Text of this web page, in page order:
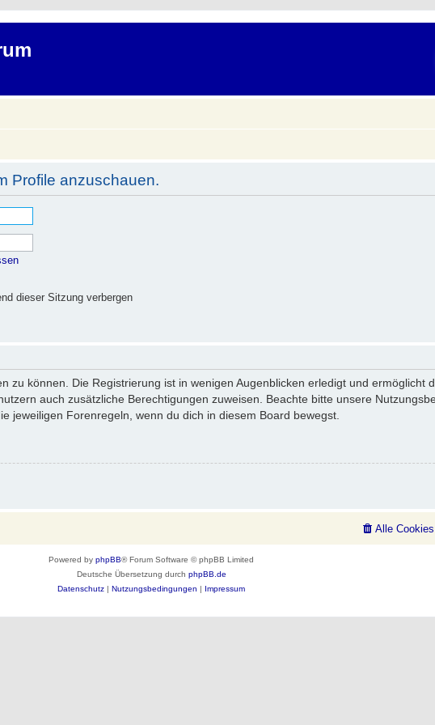
Profile anzuschauen.
dieser Sitzung verbergen
zu können. Die Registrierung ist in wenigen Augenblicken erledigt und ermöglicht
auch zusätzliche Berechtigungen zuweisen. Beachte bitte unsere
jeweiligen Forenregeln, wenn du dich in diesem Board bewegst.
Alle
Powered by phpBB® Forum Software © phpBB Limited
Deutsche Übersetzung durch phpBB.de
Datenschutz | Nutzungsbedingungen | Impressum